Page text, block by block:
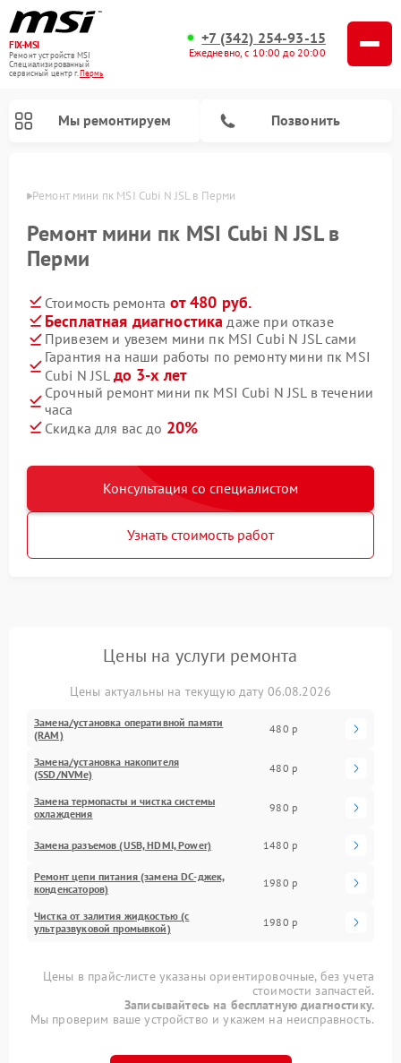
FIX-MSI
Ремонт устройств MSI
Специализированный
cервисный центр г.Пермь
+7 (342) 254-93-15
Ежедневно, с 10:00 до 20:00
Мы ремонтируем Позвонить
Ремонт мини пк MSI Cubi N JSL в Перми
Ремонт мини пк MSI Cubi N JSL в
Перми
Стоимость ремонта от 480 руб.
Бесплатная диагностика даже при отказе
Привезем и увезем мини пк MSI Cubi N JSL сами
Гарантия на наши работы по ремонту мини пк MSI
Cubi N JSL до 3-х лет
Срочный ремонт мини пк MSI Cubi N JSL в течении
часа
Скидка для вас до 20%
Консультация со специалистом
Узнать стоимость работ
Цены на услуги ремонта
Цены актуальны на текущую дату 06.08.2026
Замена/установка оперативной памяти
(RAM)
480 р
Замена/установка накопителя
(SSD/NVMe)
480 р
Замена термопасты и чистка системы
охлаждения
980 р
Замена разъемов (USB, HDMI, Power) 1480 р
Ремонт цепи питания (замена DC-джек,
конденсаторов)
1980 р
Чистка от залития жидкостью (с
ультразвуковой промывкой)
1980 р
Цены в прайс-листе указаны ориентировочные, без учета
стоимости запчастей.
Записывайтесь на бесплатную диагностику.
Мы проверим ваше устройство и укажем на неисправность.